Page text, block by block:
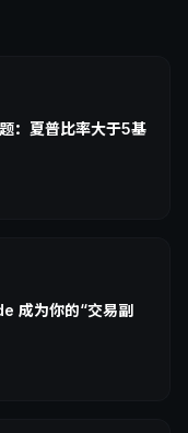
：夏普比率大于5基
成为你的“交易副